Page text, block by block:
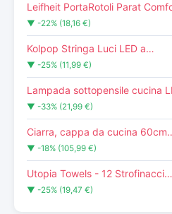
Leifheit PortaRotoli Parat
▼ -22% (18,16 €)
Kolpop Stringa Luci LED a…
▼ -25% (11,99 €)
Lampada sottopensile cucina
▼ -33% (21,99 €)
Ciarra, cappa da cucina
▼ -18% (105,99 €)
Utopia Towels - 12 Strofinacci…
▼ -25% (19,47 €)